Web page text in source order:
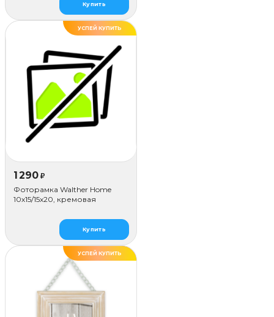
Купить
УСПЕЙ КУПИТЬ
1 290 ₽
Фоторамка Walther Home
10х15/15x20, кремовая
Купить
ХИТ
УСПЕЙ КУПИТЬ